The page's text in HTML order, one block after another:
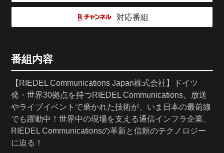
対応番組
番組内容
【RIEDEL Communications Japan株式会社】ドイツ
発・世界30拠点を持つRIEDEL Communications。放送
やライブイベントで磨かれた技術が、いま日本の最前線
でも躍動中！世界中の現場を支える通信インフラ企業、
RIEDEL Communicationsの革新と信頼のテクノロジー
に迫る！